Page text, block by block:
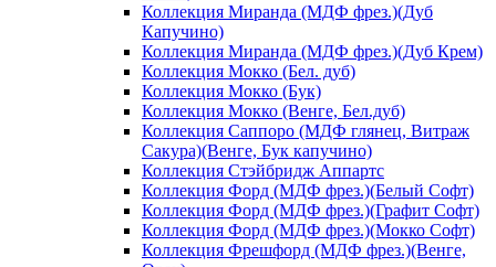
Коллекция Миранда (МДФ фрез.)(Дуб
Капучино)
Коллекция Миранда (МДФ фрез.)(Дуб Крем)
Коллекция Мокко (Бел. дуб)
Коллекция Мокко (Бук)
Коллекция Мокко (Венге, Бел.дуб)
Коллекция Саппоро (МДФ глянец, Витраж
Сакура)(Венге, Бук капучино)
Коллекция Стэйбридж Аппартс
Коллекция Форд (МДФ фрез.)(Белый Софт)
Коллекция Форд (МДФ фрез.)(Графит Софт)
Коллекция Форд (МДФ фрез.)(Мокко Софт)
Коллекция Фрешфорд (МДФ фрез.)(Венге,